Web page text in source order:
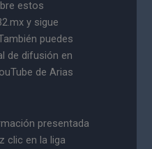
estos
y sigue
puedes
de difusión en
de Arias
presentada
clic en la liga